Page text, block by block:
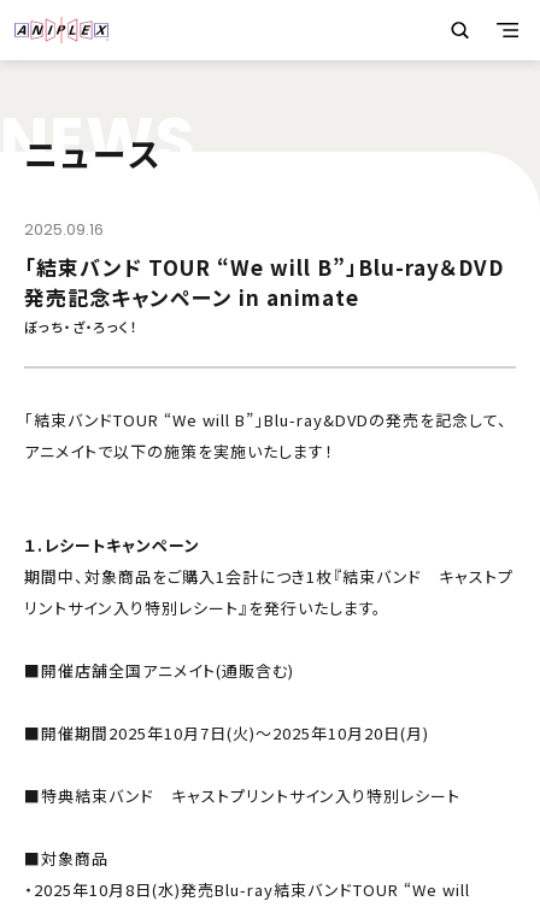
NEWS
ニュース
2025.09.16
「結束バンド TOUR “We will B”」Blu-ray＆DVD
発売記念キャンペーン in animate
ぼっち・ざ・ろっく！
「結束バンドTOUR “We will B”」Blu-ray&DVDの発売を記念して、
アニメイトで以下の施策を実施いたします！
１.レシートキャンペーン
期間中、対象商品をご購入1会計につき1枚『結束バンド キャストプ
リントサイン入り特別レシート』を発行いたします。
■開催店舗全国アニメイト(通販含む)
■開催期間2025年10月7日(火)～2025年10月20日(月)
■特典結束バンド キャストプリントサイン入り特別レシート
■対象商品
・2025年10月8日(水)発売Blu-ray結束バンドTOUR “We will